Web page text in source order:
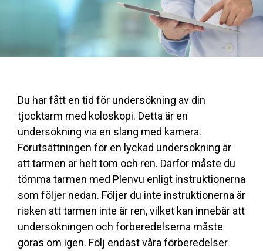
Du har fått en tid för undersökning av din
tjocktarm med koloskopi. Detta är en
undersökning via en slang med kamera.
Förutsättningen för en lyckad undersökning är
att tarmen är helt tom och ren. Därför måste du
tömma tarmen med Plenvu enligt instruktionerna
som följer nedan. Följer du inte instruktionerna är
risken att tarmen inte är ren, vilket kan innebär att
undersökningen och förberedelserna måste
göras om igen. Följ endast våra förberedelser